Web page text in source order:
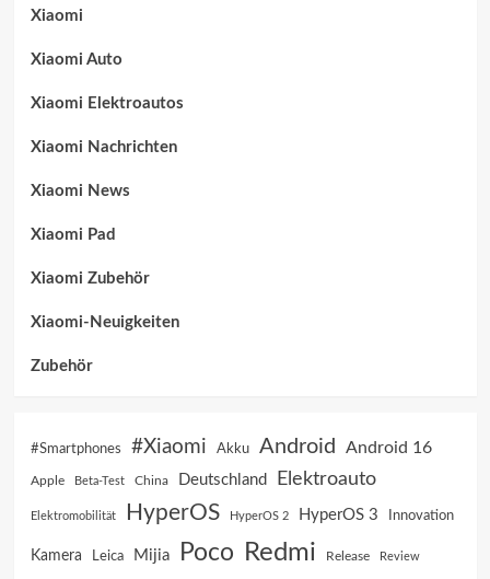
Xiaomi
Xiaomi Auto
Xiaomi Elektroautos
Xiaomi Nachrichten
Xiaomi News
Xiaomi Pad
Xiaomi Zubehör
Xiaomi-Neuigkeiten
Zubehör
#Smartphones #Xiaomi Akku Android Android 16
Apple Beta-Test China Deutschland Elektroauto
Elektromobilität HyperOS HyperOS 2 HyperOS 3 Innovation
Kamera Leica Mijia Poco Redmi Release Review